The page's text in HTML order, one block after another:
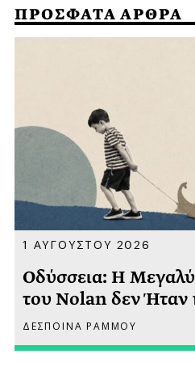
ΠΡΟΣΦΑΤΑ ΑΡΘΡΑ
1 ΑΥΓΟΥΣΤΟΥ 2026
Οδύσσεια: Η
του Nolan δεν Ήταν
ΔΕΣΠΟΙΝΑ ΡΑΜΜΟΥ